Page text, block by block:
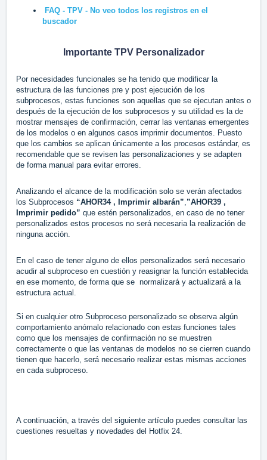
FAQ - TPV - No veo todos los registros en el
buscador
Importante TPV Personalizador
Por necesidades funcionales se ha tenido que modificar la
estructura de las funciones pre y post ejecución de los
subprocesos, estas funciones son aquellas que se ejecutan antes o
después de la ejecución de los subprocesos y su utilidad es la de
mostrar mensajes de confirmación, cerrar las ventanas emergentes
de los modelos o en algunos casos imprimir documentos. Puesto
que los cambios se aplican únicamente a los procesos estándar, es
recomendable que se revisen las personalizaciones y se adapten
de forma manual para evitar errores.
Analizando el alcance de la modificación solo se verán afectados
los Subprocesos “AHOR34 , Imprimir albarán”,”AHOR39 ,
Imprimir pedido” que estén personalizados, en caso de no tener
personalizados estos procesos no será necesaria la realización de
ninguna acción.
En el caso de tener alguno de ellos personalizados será necesario
acudir al subproceso en cuestión y reasignar la función establecida
en ese momento, de forma que se normalizará y actualizará a la
estructura actual.
Si en cualquier otro Subproceso personalizado se observa algún
comportamiento anómalo relacionado con estas funciones tales
como que los mensajes de confirmación no se muestren
correctamente o que las ventanas de modelos no se cierren cuando
tienen que hacerlo, será necesario realizar estas mismas acciones
en cada subproceso.
A continuación, a través del siguiente artículo puedes consultar las
cuestiones resueltas y novedades del Hotfix 24.